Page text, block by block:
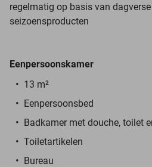
regelmatig op basis van
seizoensproducten
Eenpersoonskamer
13 m²
Eenpersoonsbed
Badkamer met douche, toilet
Toiletartikelen
Bureau